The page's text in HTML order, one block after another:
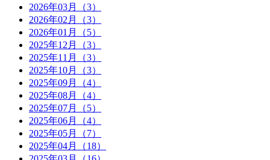
2026年03月（3）
2026年02月（3）
2026年01月（5）
2025年12月（3）
2025年11月（3）
2025年10月（3）
2025年09月（4）
2025年08月（4）
2025年07月（5）
2025年06月（4）
2025年05月（7）
2025年04月（18）